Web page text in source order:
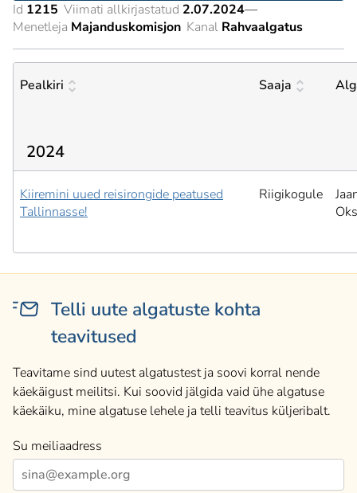
Id 1215 Viimati allkirjastatud 2.07.2024—
Menetleja Majanduskomisjon Kanal Rahvaalgatus
Pealkiri Saaja
2024
Kiiremini uued reisirongide peatused
Tallinnasse!
Riigikogule
Oks
Telli uute algatuste kohta
teavitused
Teavitame sind uutest algatustest ja soovi korral nende
käekäigust meilitsi. Kui soovid jälgida vaid ühe algatuse
käekäiku, mine algatuse lehele ja telli teavitus küljeribalt.
Su meiliaadress